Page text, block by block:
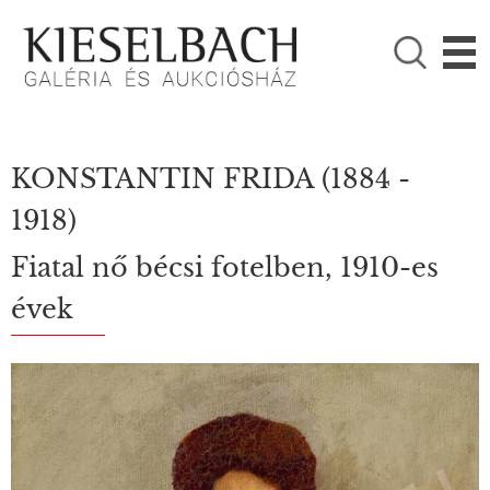

KÉRJÜK VÁLASSZON!
Festmények
KONSTANTIN FRIDA (1884 -
1918)
Fiatal nő bécsi fotelben, 1910-es
évek